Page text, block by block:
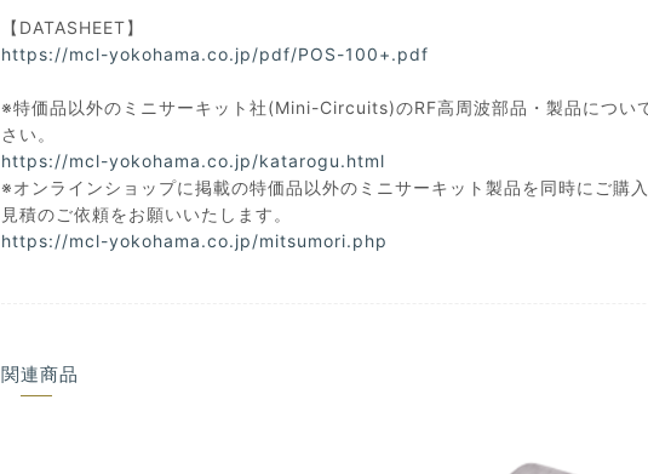
【DATASHEET】
https://mcl-yokohama.co.jp/pdf/POS-100+.pdf
※特価品以外のミニサーキット社(Mini-Circuits)のRF高周波部品・製品につい
さい。
https://mcl-yokohama.co.jp/katarogu.html
※オンラインショップに掲載の特価品以外のミニサーキット製品を同時にご購
見積のご依頼をお願いいたします。
https://mcl-yokohama.co.jp/mitsumori.php
関連商品